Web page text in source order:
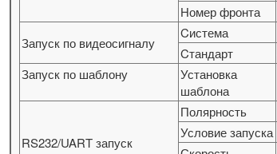
Номер фронта
Запуск по видеосигналу
Cистема
Cтандарт
Запуск по шаблону
Установка
шаблона
RS232/UART запуск
Полярность
Условие запуска